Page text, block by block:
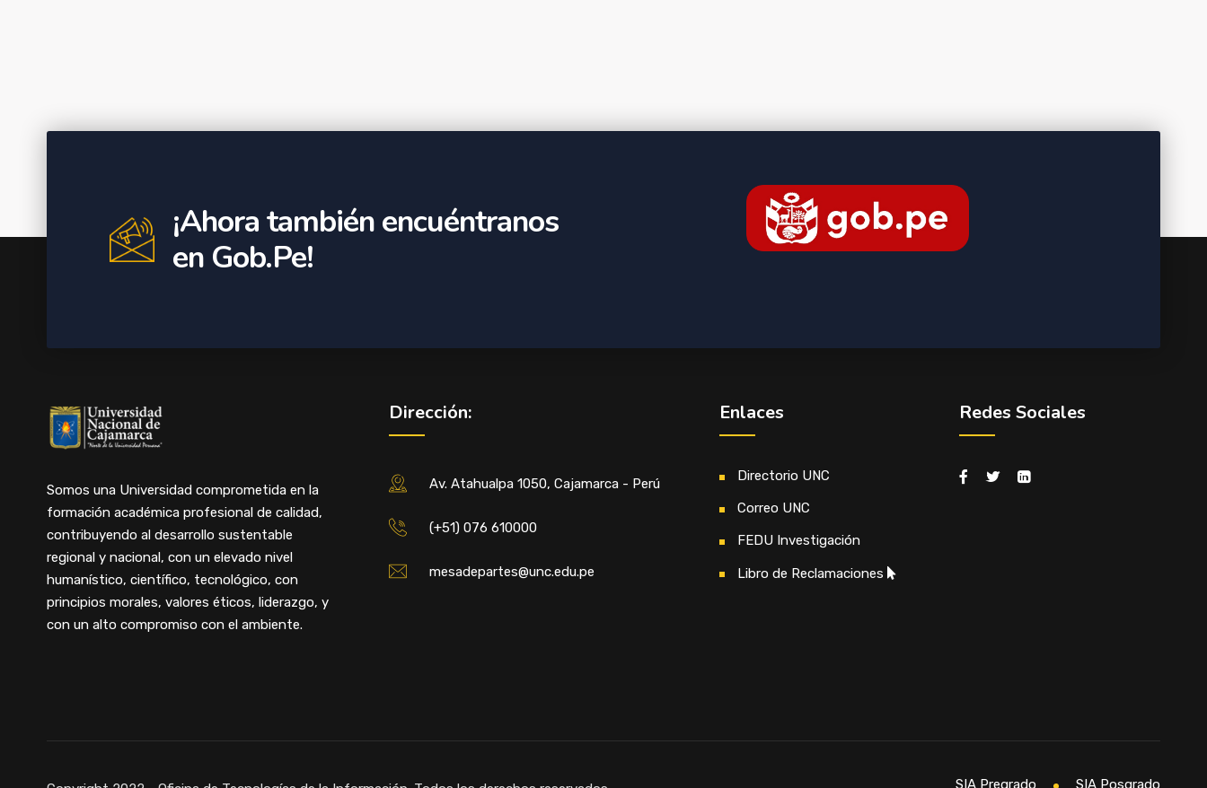
¡Ahora también encuéntranos
en Gob.Pe!
Somos una Universidad comprometida en la
formación académica profesional de calidad,
contribuyendo al desarrollo sustentable
regional y nacional, con un elevado nivel
humanístico, científico, tecnológico, con
principios morales, valores éticos, liderazgo, y
con un alto compromiso con el ambiente.
Dirección:
Av. Atahualpa 1050, Cajamarca - Perú
(+51) 076 610000
mesadepartes@unc.edu.pe
Enlaces
Directorio UNC
Correo UNC
FEDU Investigación
Libro de Reclamaciones
Redes Sociales
SIA Pregrado SIA Posgrado